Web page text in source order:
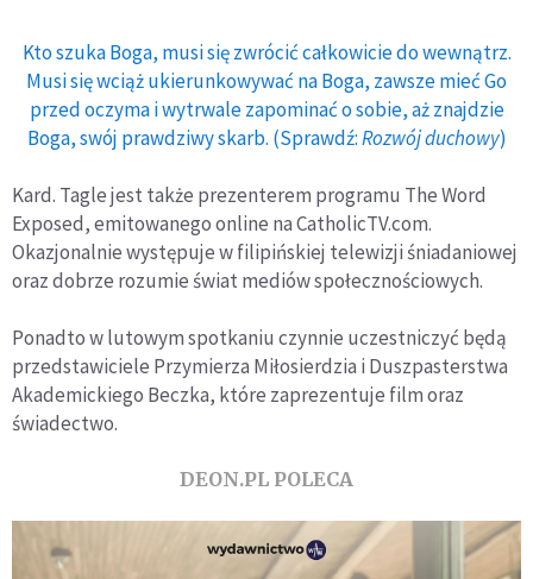
Kto szuka Boga, musi się zwrócić całkowicie do wewnątrz.
Musi się wciąż ukierunkowywać na Boga, zawsze mieć Go
przed oczyma i wytrwale zapominać o sobie, aż znajdzie
Boga, swój prawdziwy skarb. (Sprawdź:Rozwój duchowy)
Kard. Tagle jest także prezenterem programu The Word
Exposed, emitowanego online na CatholicTV.com.
Okazjonalnie występuje w filipińskiej telewizji śniadaniowej
oraz dobrze rozumie świat mediów społecznościowych.
Ponadto w lutowym spotkaniu czynnie uczestniczyć będą
przedstawiciele Przymierza Miłosierdzia i Duszpasterstwa
Akademickiego Beczka, które zaprezentuje film oraz
świadectwo.
DEON.PL POLECA